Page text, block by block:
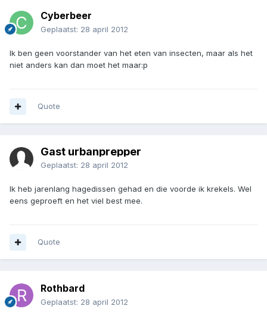
Cyberbeer
Geplaatst: 28 april 2012
Ik ben geen voorstander van het eten van insecten, maar als het
niet anders kan dan moet het maar:p
Quote
Gast urbanprepper
Geplaatst: 28 april 2012
Ik heb jarenlang hagedissen gehad en die voorde ik krekels. Wel
eens geproeft en het viel best mee.
Quote
Rothbard
Geplaatst: 28 april 2012